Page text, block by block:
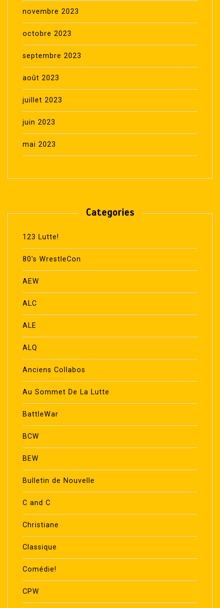
novembre 2023
octobre 2023
septembre 2023
août 2023
juillet 2023
juin 2023
mai 2023
Categories
123 Lutte!
80's WrestleCon
AEW
ALC
ALE
ALQ
Anciens Collabos
Au Sommet De La Lutte
BattleWar
BCW
BEW
Bulletin de Nouvelle
C and C
Christiane
Classique
Comédie!
CPW